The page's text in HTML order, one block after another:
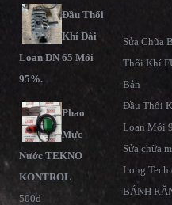
Đầu Thổi
Khí Đài
Loan DN 65 Mới
95%.
Phao
Mực
Nước TEKNO
KONTROL
500₫
Sửa Chữa
Thổi Khí
Bản
Đầu Thổi
Loan Mới
Sửa chữa
Long Tech
BÁNH